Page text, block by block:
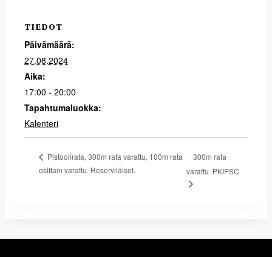
TIEDOT
Päivämäärä:
27.08.2024
Aika:
17:00 - 20:00
Tapahtumaluokka:
Kalenteri
Pistoolirata, 300m rata varattu, 100m rata
osittain varattu. Reserviläiset.
300m rata
varattu. PKIPSC